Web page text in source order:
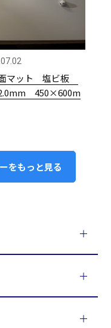
マット 塩ビ板
450×600m
をもっと見る